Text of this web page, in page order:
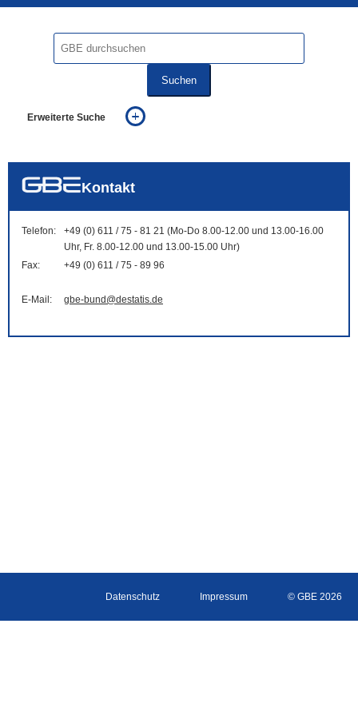
Suchen
Erweiterte Suche
auch in allen Texten suchen (Volltextsuche)
Kontakt
Telefon:
+49 (0) 611 / 75 - 81 21 (Mo-Do 8.00-12.00 und 13.00-16.00
Uhr, Fr. 8.00-12.00 und 13.00-15.00 Uhr)
Fax:
+49 (0) 611 / 75 - 89 96
E-Mail: gbe-bund@destatis.de
Datenschutz Impressum © GBE 2026